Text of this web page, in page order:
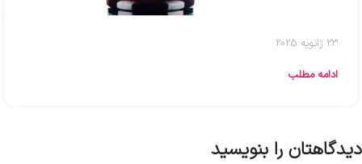
23 ژانویه 2025
ادامه مطلب
دیدگاهتان را بنویسید